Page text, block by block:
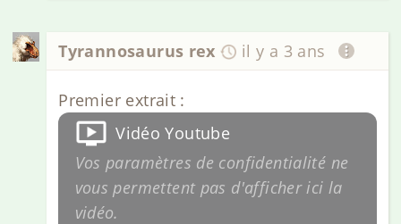
Tyrannosaurus rex il y a 3 ans
Premier extrait :
Vidéo Youtube
Vos paramètres de confidentialité ne
vous permettent pas d'afficher ici la
vidéo.